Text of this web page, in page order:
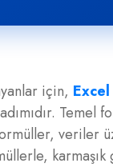
için, Excel
Temel
veriler